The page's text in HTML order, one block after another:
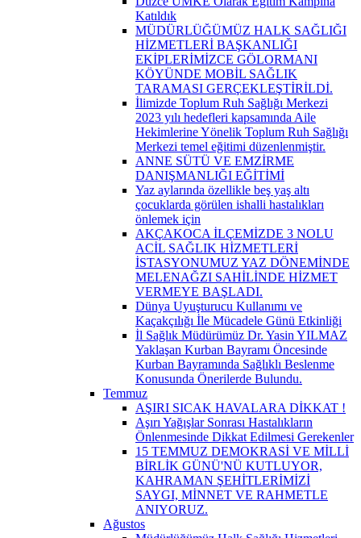
Katıldık
MÜDÜRLÜĞÜMÜZ HALK SAĞLIĞI
HİZMETLERİ BAŞKANLIĞI
EKİPLERİMİZCE GÖLORMANI
KÖYÜNDE MOBİL SAĞLIK
TARAMASI GERÇEKLEŞTİRİLDİ.
İlimizde Toplum Ruh Sağlığı Merkezi
2023 yılı hedefleri kapsamında Aile
Hekimlerine Yönelik Toplum Ruh Sağlığı
Merkezi temel eğitimi düzenlenmiştir.
ANNE SÜTÜ VE EMZİRME
DANIŞMANLIĞI EĞİTİMİ
Yaz aylarında özellikle beş yaş altı
çocuklarda görülen ishalli hastalıkları
önlemek için
AKÇAKOCA İLÇEMİZDE 3 NOLU
ACİL SAĞLIK HİZMETLERİ
İSTASYONUMUZ YAZ DÖNEMİNDE
MELENAĞZI SAHİLİNDE HİZMET
VERMEYE BAŞLADI.
Dünya Uyuşturucu Kullanımı ve
Kaçakçılığı İle Mücadele Günü Etkinliği
İl Sağlık Müdürümüz Dr. Yasin YILMAZ
Yaklaşan Kurban Bayramı Öncesinde
Kurban Bayramında Sağlıklı Beslenme
Konusunda Önerilerde Bulundu.
Temmuz
AŞIRI SICAK HAVALARA DİKKAT !
Aşırı Yağışlar Sonrası Hastalıkların
Önlenmesinde Dikkat Edilmesi Gerekenler
15 TEMMUZ DEMOKRASİ VE MİLLİ
BİRLİK GÜNÜ'NÜ KUTLUYOR,
KAHRAMAN ŞEHİTLERİMİZİ
SAYGI, MİNNET VE RAHMETLE
ANIYORUZ.
Ağustos